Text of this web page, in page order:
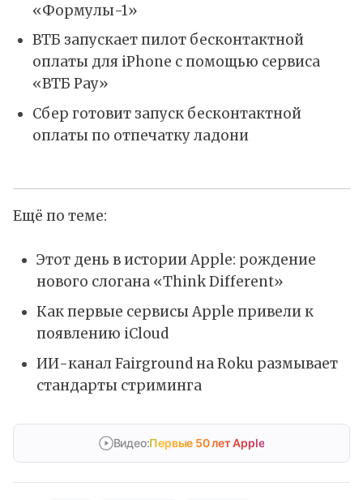
«Формулы-1»
ВТБ запускает пилот бесконтактной
оплаты для iPhone с помощью сервиса
«ВТБ Pay»
Сбер готовит запуск бесконтактной
оплаты по отпечатку ладони
Ещё по теме:
Этот день в истории Apple: рождение
нового слогана «Think Different»
Как первые сервисы Apple привели к
появлению iCloud
ИИ-канал Fairground на Roku размывает
стандарты стриминга
Видео:Первые 50 лет Apple